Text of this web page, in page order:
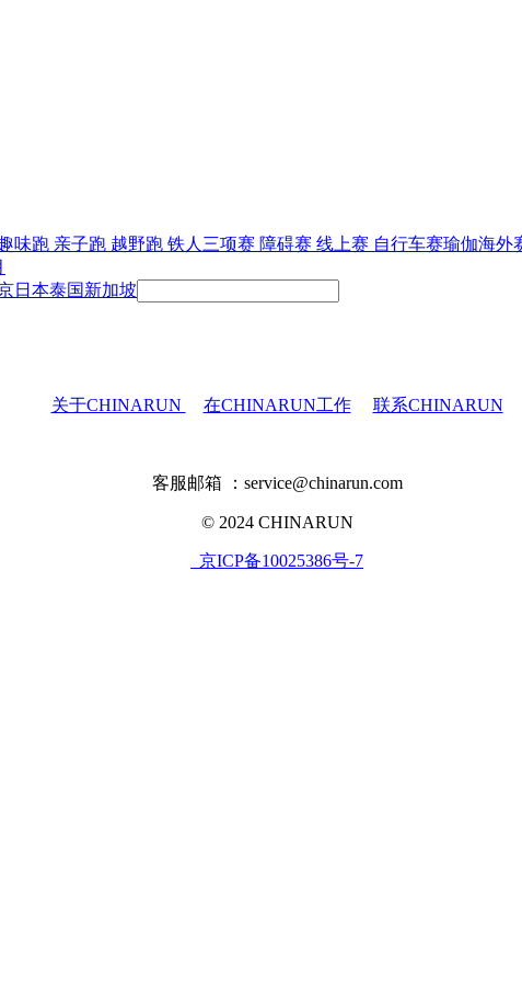
味跑 亲子跑 越野跑 铁人三项赛 障碍赛 线上赛 自行车赛瑜伽海外
日本泰国新加坡
关于CHINARUN 在CHINARUN工作 联系CHINARUN
客服邮箱 ：service@chinarun.com
© 2024 CHINARUN
京ICP备10025386号-7